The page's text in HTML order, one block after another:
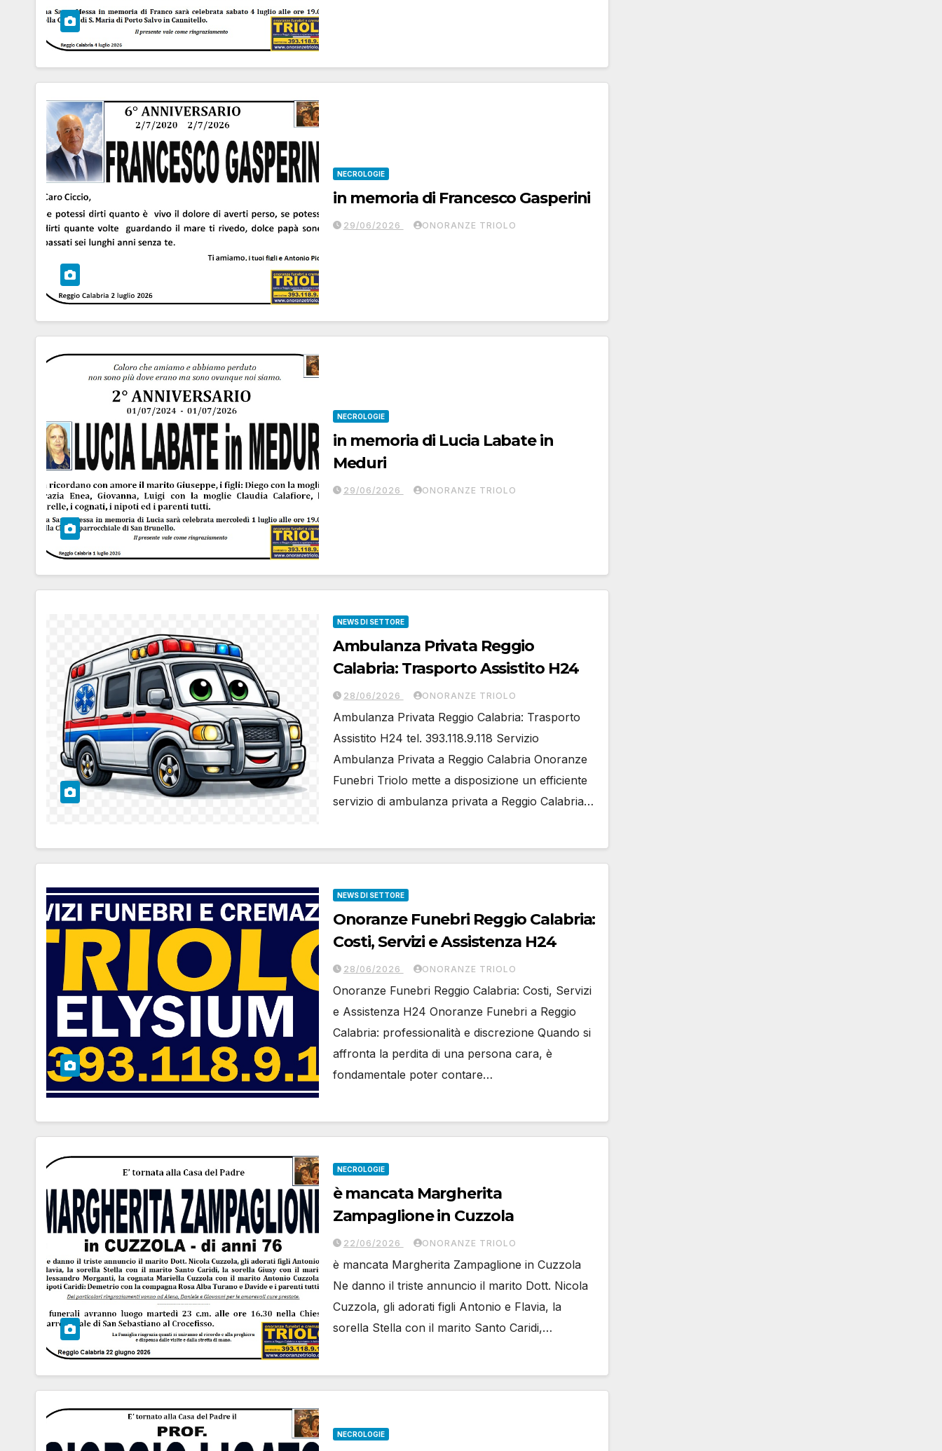
NECROLOGIE
in memoria di Francesco Gasperini
29/06/2026 ONORANZE TRIOLO
NECROLOGIE
in memoria di Lucia Labate in
Meduri
29/06/2026 ONORANZE TRIOLO
NEWS DI SETTORE
Ambulanza Privata Reggio
Calabria: Trasporto Assistito H24
28/06/2026 ONORANZE TRIOLO
Ambulanza Privata Reggio Calabria: Trasporto
Assistito H24 tel. 393.118.9.118 Servizio
Ambulanza Privata a Reggio Calabria Onoranze
Funebri Triolo mette a disposizione un efficiente
servizio di ambulanza privata a Reggio Calabria…
NEWS DI SETTORE
Onoranze Funebri Reggio Calabria:
Costi, Servizi e Assistenza H24
28/06/2026 ONORANZE TRIOLO
Onoranze Funebri Reggio Calabria: Costi, Servizi
e Assistenza H24 Onoranze Funebri a Reggio
Calabria: professionalità e discrezione Quando si
affronta la perdita di una persona cara, è
fondamentale poter contare…
NECROLOGIE
è mancata Margherita
Zampaglione in Cuzzola
22/06/2026 ONORANZE TRIOLO
è mancata Margherita Zampaglione in Cuzzola
Ne danno il triste annuncio il marito Dott. Nicola
Cuzzola, gli adorati figli Antonio e Flavia, la
sorella Stella con il marito Santo Caridi,…
NECROLOGIE